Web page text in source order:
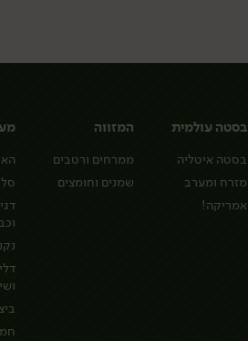
בסטה עולמית
בסטה איטליה
מזרח ומערב
אמריקה!
המזווה
ממרחים ורטבים
שמנים וחומצים